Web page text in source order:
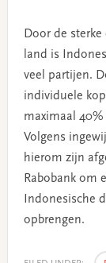
Door de
land is
veel partijen.
individuele
maximaal
Volgens
hierom zijn
Rabobank om
Indonesische
opbrengen.